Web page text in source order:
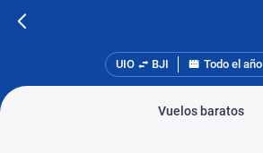
UIO BJI Todo el año
Vuelos baratos